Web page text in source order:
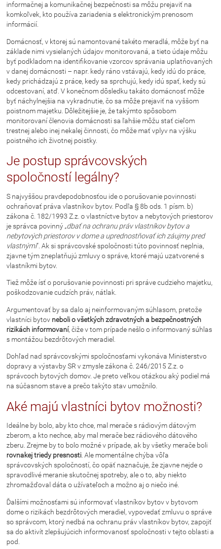
informačnej a komunikačnej bezpečnosti sa môžu prejaviť na
komkoľvek, kto používa zariadenia s elektronickým prenosom
informácií.
Domácnosť, v ktorej sú namontované takéto meradlá, môže byť na
základe nimi vysielaných údajov monitorovaná, a tieto údaje môžu
byť podkladom na identifikovanie vzorcov správania uplatňovaných
v danej domácnosti – napr. kedy ráno vstávajú, kedy idú do práce,
kedy prichádzajú z práce, kedy sa sprchujú, kedy idú spať, kedy sú
odcestovaní, atď. V konečnom dôsledku takáto domácnosť môže
byť náchylnejšia na vykradnutie, čo sa môže prejaviť na vyššom
poistnom majetku. Dôležitejšie je, že takýmto spôsobom
monitorovaní členovia domácnosti sa ľahšie môžu stať cieľom
trestnej alebo inej nekalej činnosti, čo môže mať vplyv na výšku
poistného ich životnej poistky.
Je postup správcovských
spoločností legálny?
S najvyššou pravdepodobnosťou ide o porušovanie povinnosti
ochraňovať práva vlastníkov bytov. Podľa § 8b ods. 1 písm. b)
zákona č. 182/1993 Z.z. o vlastníctve bytov a nebytových priestorov
je správca povinný „dbať na ochranu práv vlastníkov bytov a
nebytových priestorov v dome a uprednostňovať ich záujmy pred
vlastnými“. Ak si správcovské spoločnosti túto povinnosť neplnia,
zjavne tým zneplatňujú zmluvy o správe, ktoré majú uzatvorené s
vlastníkmi bytov.
Tiež môže ísť o porušovanie povinnosti pri správe cudzieho majetku,
poškodzovanie cudzích práv, nátlak.
Argumentovať by sa dalo aj neinformovaným súhlasom, pretože
vlastníci bytov neboli o všetkých zdravotných a bezpečnostných
rizikách informovaní, čiže v tom prípade nešlo o informovaný súhlas
s montážou bezdrôtových meradiel.
Dohľad nad správcovskými spoločnosťami vykonáva Ministerstvo
dopravy a výstavby SR v zmysle zákona č. 246/2015 Z.z. o
správcoch bytových domov. Je preto veľkou otázkou aký podiel má
na súčasnom stave a prečo takýto stav umožnilo.
Aké majú vlastníci bytov možnosti?
Ideálne by bolo, aby kto chce, mal merače s rádiovým dátovým
zberom, a kto nechce, aby mal merače bez rádiového dátového
zberu. Zrejme by to bolo možné v prípade, ak by všetky merače boli
rovnakej triedy presnosti. Ale momentálne chýba vôľa
správcovských spoločností, čo opäť naznačuje, že zjavne nejde o
spravodlivé meranie skutočnej spotreby, ale o to, aby niekto
zhromažďoval dáta o užívateľoch a možno aj o niečo iné.
Ďalšími možnosťami sú informovať vlastníkov bytov v bytovom
dome o rizikách bezdrôtových meradiel, vypovedať zmluvu o správe
so správcom, ktorý nedbá na ochranu práv vlastníkov bytov, zapojiť
sa do aktivít zlepšujúcich informovanosť spoločnosti v tejto oblasti a
pod.